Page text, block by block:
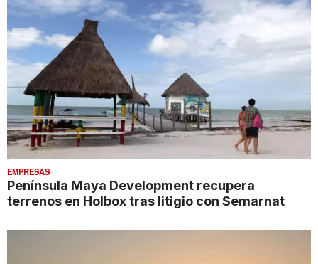
EMPRESAS
Península Maya Development recupera
terrenos en Holbox tras litigio con Semarnat